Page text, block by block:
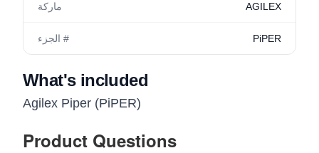
ماركة AGILEX
الجزء # PiPER
What's included
Agilex Piper (PiPER)
Product Questions